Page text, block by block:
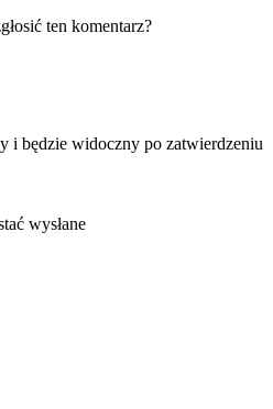
ten komentarz?
i będzie widoczny po zatwierdzeniu
wysłane